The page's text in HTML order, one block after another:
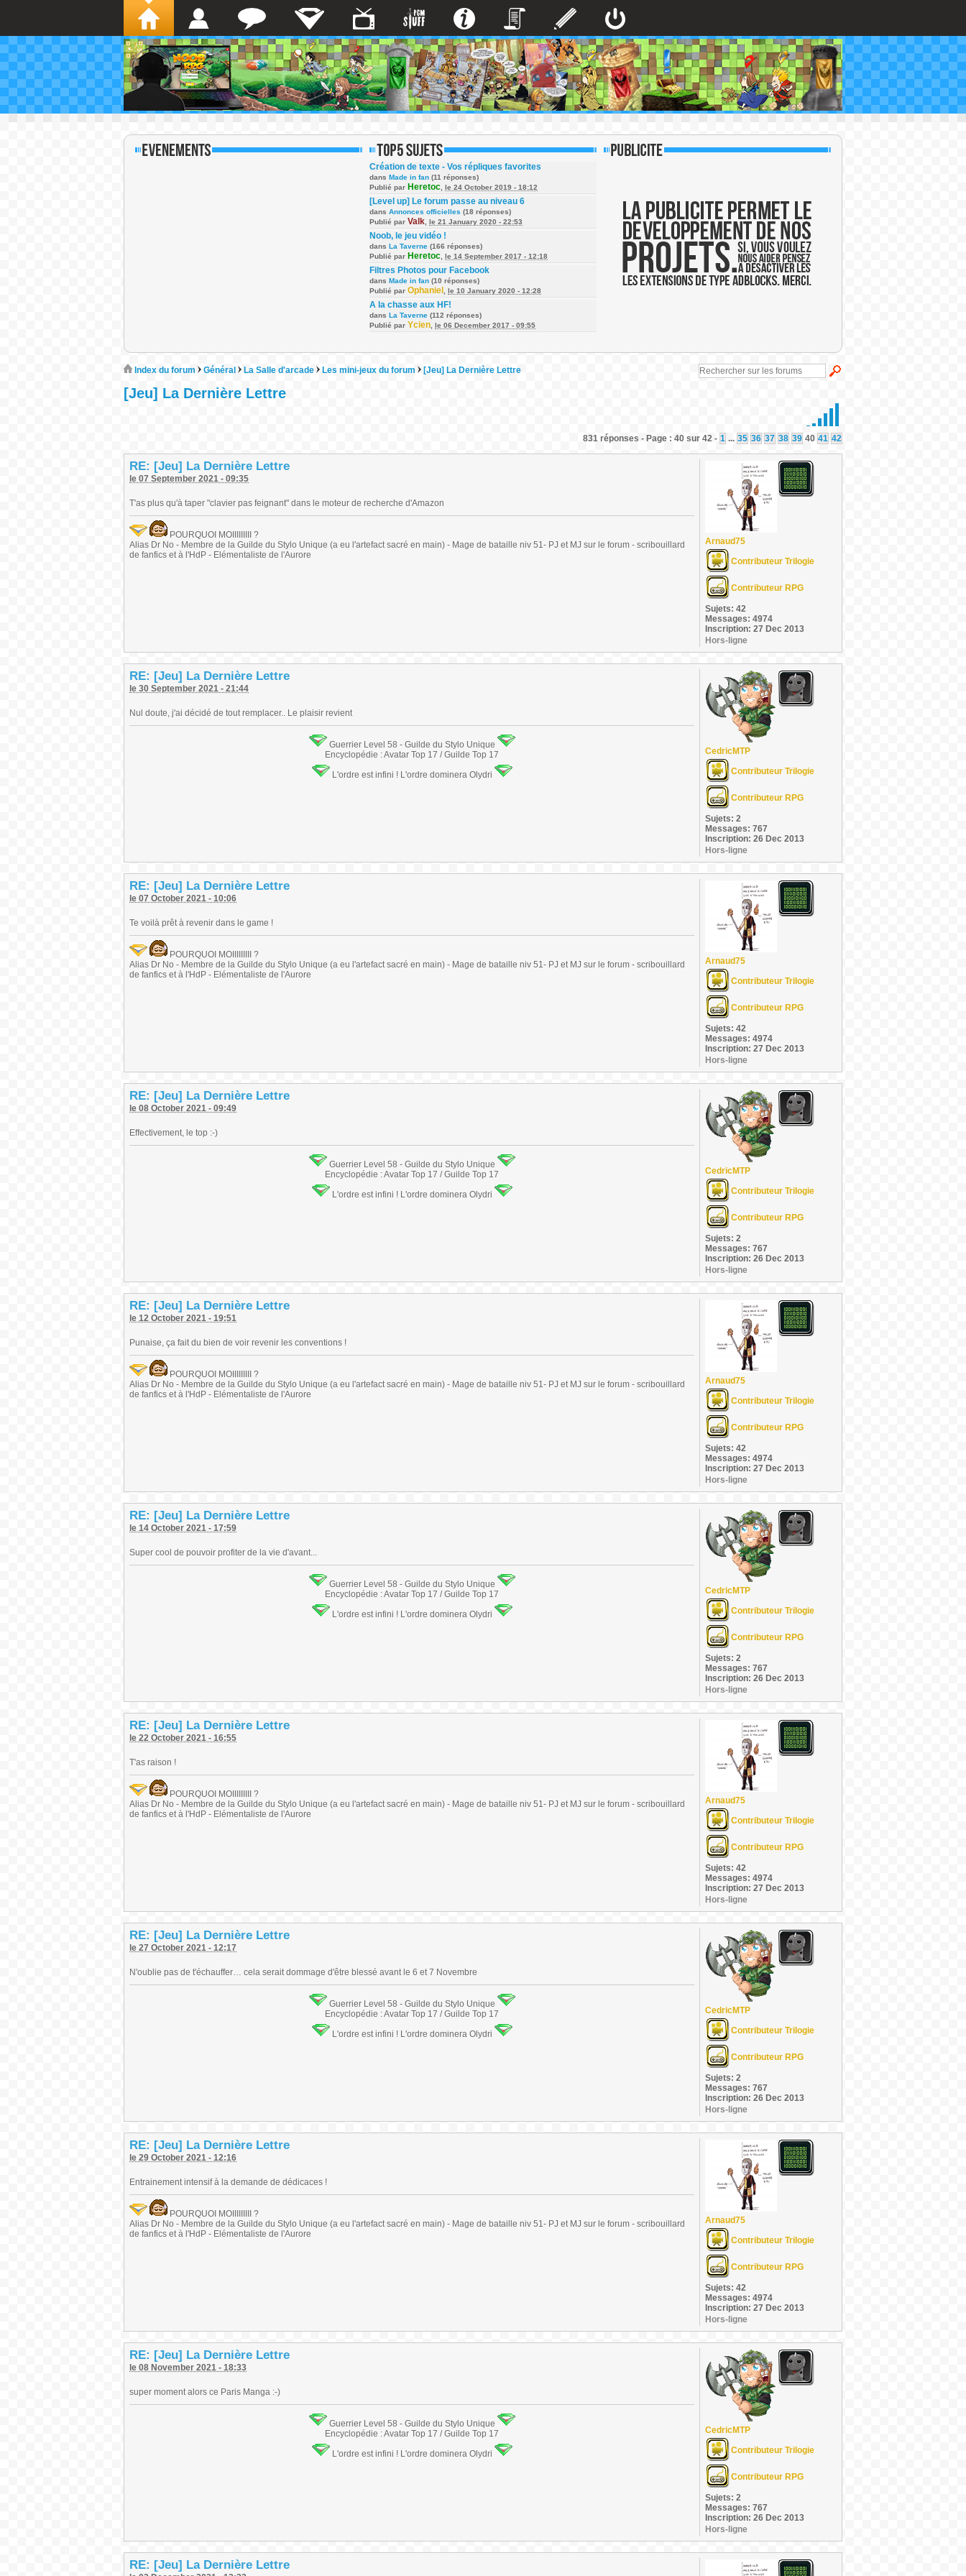
Création de texte - Vos répliques favorites
dans Made in fan (11 réponses)
Publié par Heretoc le 24 October 2019 - 18:12
[Level up] Le forum passe au niveau 6
dans Annonces officielles (18 réponses)
Publié par Valk le 21 January 2020 - 22:53
Noob, le jeu vidéo !
dans La Taverne (166 réponses)
Publié par Heretoc le 14 September 2017 - 12:18
Filtres Photos pour Facebook
dans Made in fan (10 réponses)
Publié par Ophaniel le 10 January 2020 - 12:28
A la chasse aux HF!
dans La Taverne (112 réponses)
Publié par Ycien le 06 December 2017 - 09:55
Index du forum Général La Salle d'arcade Les mini-jeux du forum [Jeu] La Dernière Lettre
[Jeu] La Dernière Lettre
831 réponses - Page : 40 sur 42 - 1 ... 35 36 37 38 39 40 41 42
RE: [Jeu] La Dernière Lettre
le 07 September 2021 - 09:35
T'as plus qu'à taper "clavier pas feignant" dans le moteur de recherche d'Amazon
POURQUOI MOIIIIIIIII ?
Alias Dr No - Membre de la Guilde du Stylo Unique (a eu l'artefact sacré en main) - Mage de bataille niv 51- PJ et MJ sur le forum - scribouillard
de fanfics et à l'HdP - Elémentaliste de l'Aurore
Arnaud75
Contributeur Trilogie
Contributeur RPG
Sujets: 42
Messages: 4974
Inscription: 27 Dec 2013
Hors-ligne
RE: [Jeu] La Dernière Lettre
le 30 September 2021 - 21:44
Nul doute, j'ai décidé de tout remplacer.. Le plaisir revient
Guerrier Level 58 - Guilde du Stylo Unique
Encyclopédie : Avatar Top 17 / Guilde Top 17
L'ordre est infini ! L'ordre dominera Olydri
CedricMTP
Contributeur Trilogie
Contributeur RPG
Sujets: 2
Messages: 767
Inscription: 26 Dec 2013
Hors-ligne
RE: [Jeu] La Dernière Lettre
le 07 October 2021 - 10:06
Te voilà prêt à revenir dans le game !
POURQUOI MOIIIIIIIII ?
Alias Dr No - Membre de la Guilde du Stylo Unique (a eu l'artefact sacré en main) - Mage de bataille niv 51- PJ et MJ sur le forum - scribouillard
de fanfics et à l'HdP - Elémentaliste de l'Aurore
Arnaud75
Contributeur Trilogie
Contributeur RPG
Sujets: 42
Messages: 4974
Inscription: 27 Dec 2013
Hors-ligne
RE: [Jeu] La Dernière Lettre
le 08 October 2021 - 09:49
Effectivement, le top :-)
Guerrier Level 58 - Guilde du Stylo Unique
Encyclopédie : Avatar Top 17 / Guilde Top 17
L'ordre est infini ! L'ordre dominera Olydri
CedricMTP
Contributeur Trilogie
Contributeur RPG
Sujets: 2
Messages: 767
Inscription: 26 Dec 2013
Hors-ligne
RE: [Jeu] La Dernière Lettre
le 12 October 2021 - 19:51
Punaise, ça fait du bien de voir revenir les conventions !
POURQUOI MOIIIIIIIII ?
Alias Dr No - Membre de la Guilde du Stylo Unique (a eu l'artefact sacré en main) - Mage de bataille niv 51- PJ et MJ sur le forum - scribouillard
de fanfics et à l'HdP - Elémentaliste de l'Aurore
Arnaud75
Contributeur Trilogie
Contributeur RPG
Sujets: 42
Messages: 4974
Inscription: 27 Dec 2013
Hors-ligne
RE: [Jeu] La Dernière Lettre
le 14 October 2021 - 17:59
Super cool de pouvoir profiter de la vie d'avant...
Guerrier Level 58 - Guilde du Stylo Unique
Encyclopédie : Avatar Top 17 / Guilde Top 17
L'ordre est infini ! L'ordre dominera Olydri
CedricMTP
Contributeur Trilogie
Contributeur RPG
Sujets: 2
Messages: 767
Inscription: 26 Dec 2013
Hors-ligne
RE: [Jeu] La Dernière Lettre
le 22 October 2021 - 16:55
T'as raison !
POURQUOI MOIIIIIIIII ?
Alias Dr No - Membre de la Guilde du Stylo Unique (a eu l'artefact sacré en main) - Mage de bataille niv 51- PJ et MJ sur le forum - scribouillard
de fanfics et à l'HdP - Elémentaliste de l'Aurore
Arnaud75
Contributeur Trilogie
Contributeur RPG
Sujets: 42
Messages: 4974
Inscription: 27 Dec 2013
Hors-ligne
RE: [Jeu] La Dernière Lettre
le 27 October 2021 - 12:17
N'oublie pas de t'échauffer… cela serait dommage d'être blessé avant le 6 et 7 Novembre
Guerrier Level 58 - Guilde du Stylo Unique
Encyclopédie : Avatar Top 17 / Guilde Top 17
L'ordre est infini ! L'ordre dominera Olydri
CedricMTP
Contributeur Trilogie
Contributeur RPG
Sujets: 2
Messages: 767
Inscription: 26 Dec 2013
Hors-ligne
RE: [Jeu] La Dernière Lettre
le 29 October 2021 - 12:16
Entrainement intensif à la demande de dédicaces !
POURQUOI MOIIIIIIIII ?
Alias Dr No - Membre de la Guilde du Stylo Unique (a eu l'artefact sacré en main) - Mage de bataille niv 51- PJ et MJ sur le forum - scribouillard
de fanfics et à l'HdP - Elémentaliste de l'Aurore
Arnaud75
Contributeur Trilogie
Contributeur RPG
Sujets: 42
Messages: 4974
Inscription: 27 Dec 2013
Hors-ligne
RE: [Jeu] La Dernière Lettre
le 08 November 2021 - 18:33
super moment alors ce Paris Manga :-)
Guerrier Level 58 - Guilde du Stylo Unique
Encyclopédie : Avatar Top 17 / Guilde Top 17
L'ordre est infini ! L'ordre dominera Olydri
CedricMTP
Contributeur Trilogie
Contributeur RPG
Sujets: 2
Messages: 767
Inscription: 26 Dec 2013
Hors-ligne
RE: [Jeu] La Dernière Lettre